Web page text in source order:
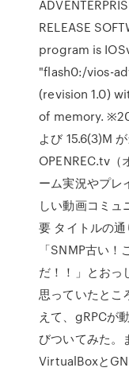
RELEASE
program is
"flash0:/vios-
(revision 1.0)
of memory.
よび 15.6(3)M
OPENREC.tv（
ーム実況やプレ
しい動画コミュ
要 タイトルの
「SNMP古い
だ！！」とおっ
思っていたとこ
えて、gRPCが
びついてみた。
VirtualBoxと